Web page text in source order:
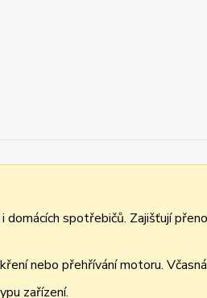
spotřebičů. Zajišťují
nebo přehřívání motoru.
zařízení.